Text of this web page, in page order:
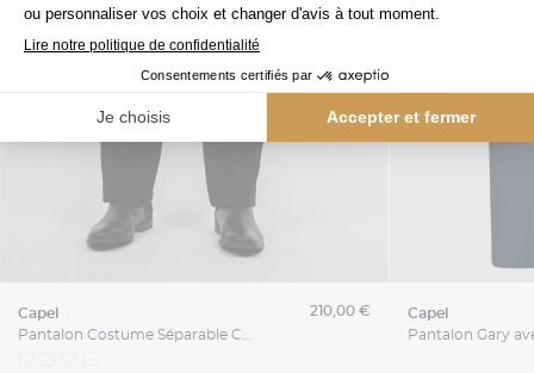
capel
Pantalon Costume Séparable Capel Grande Taille
210,00 € capel